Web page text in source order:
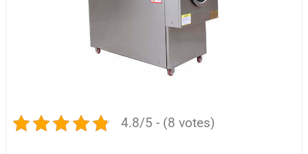
4.8/5 - (8 votes)